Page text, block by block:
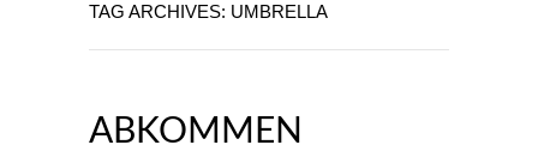
TAG ARCHIVES: UMBRELLA
ABKOMMEN